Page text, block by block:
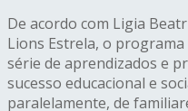
De acordo com Ligia
Lions Estrela, o
série de aprendizados e
sucesso educacional e
paralelamente, de